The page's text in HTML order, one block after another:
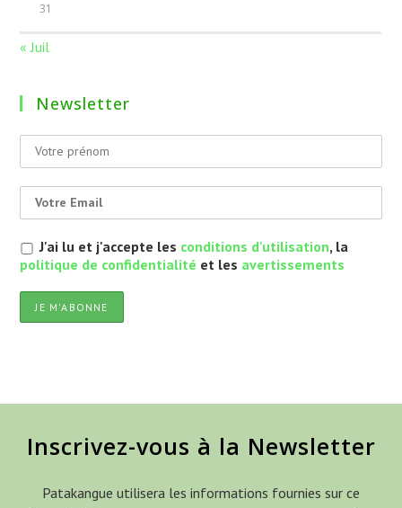
31
« Juil
Newsletter
J'ai lu et j'accepte les conditions d'utilisation, la
politique de confidentialité et les avertissements
Inscrivez-vous à la Newsletter
Patakangue utilisera les informations fournies sur ce